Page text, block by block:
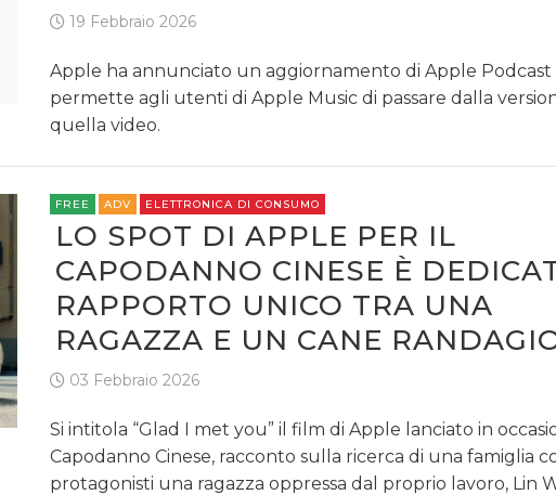
19 Febbraio 2026
Apple ha annunciato un aggiornamento di Apple Podcast
permette agli utenti di Apple Music di passare dalla
quella video.
FREE ADV ELETTRONICA DI CONSUMO
LO SPOT DI APPLE PER IL
CAPODANNO CINESE È
RAPPORTO UNICO TRA UNA
RAGAZZA E UN CANE
03 Febbraio 2026
Si intitola “Glad I met you” il film di Apple lanciato in
Capodanno Cinese, racconto sulla ricerca di una famiglia
protagonisti una ragazza oppressa dal proprio lavoro, Lin